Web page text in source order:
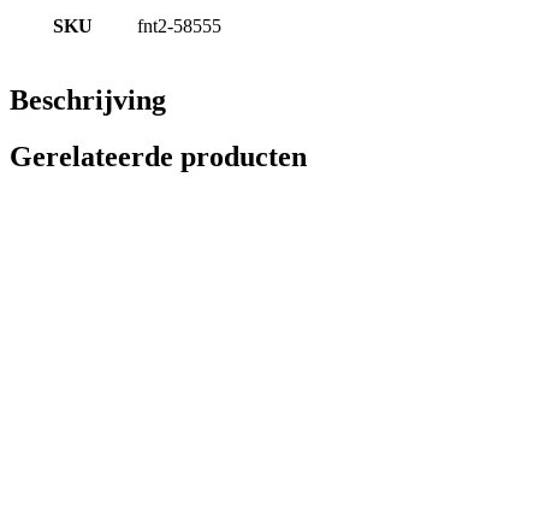
SKU fnt2-58555
Beschrijving
Gerelateerde producten